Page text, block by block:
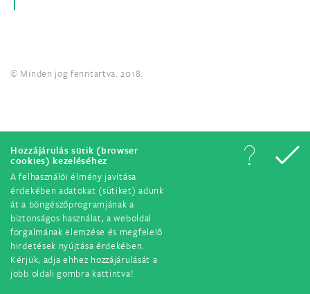
Hozzájárulás sütik (browser
cookies) kezeléséhez
A felhasználói élmény javítása
érdekében adatokat (sütiket) adunk
át a böngészőprogramjának a
biztonságos használat, a weboldal
forgalmának elemzése és megfelelő
hirdetések nyújtása érdekében.
Kérjük, adja ehhez hozzájárulását a
jobb oldali gombra kattintva!
© Minden jog fenntartva. 2018.